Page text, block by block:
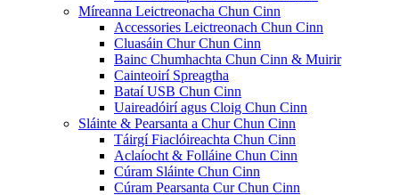
Míreanna Leictreonacha Chun Cinn
Accessories Leictreonach Chun Cinn
Cluasáin Chur Chun Cinn
Bainc Chumhachta Chun Cinn & Muirir
Cainteoirí Spreagtha
Bataí USB Chun Cinn
Uaireadóirí agus Cloig Chun Cinn
Sláinte & Pearsanta a Chur Chun Cinn
Táirgí Fiaclóireachta Chun Cinn
Aclaíocht & Folláine Chun Cinn
Cúram Sláinte Chun Cinn
Cúram Pearsanta Cur Chun Cinn